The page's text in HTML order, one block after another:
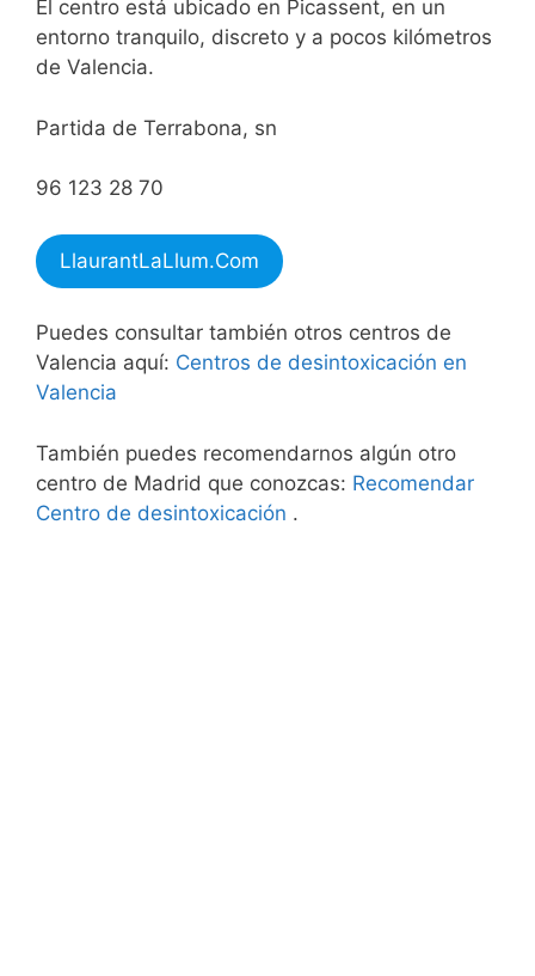
El centro está ubicado en Picassent, en un
entorno tranquilo, discreto y a pocos kilómetros
de Valencia.
Partida de Terrabona, sn
96 123 28 70
LlaurantLaLlum.Com
Puedes consultar también otros centros de
Valencia aquí: Centros de desintoxicación en
Valencia
También puedes recomendarnos algún otro
centro de Madrid que conozcas: Recomendar
Centro de desintoxicación .